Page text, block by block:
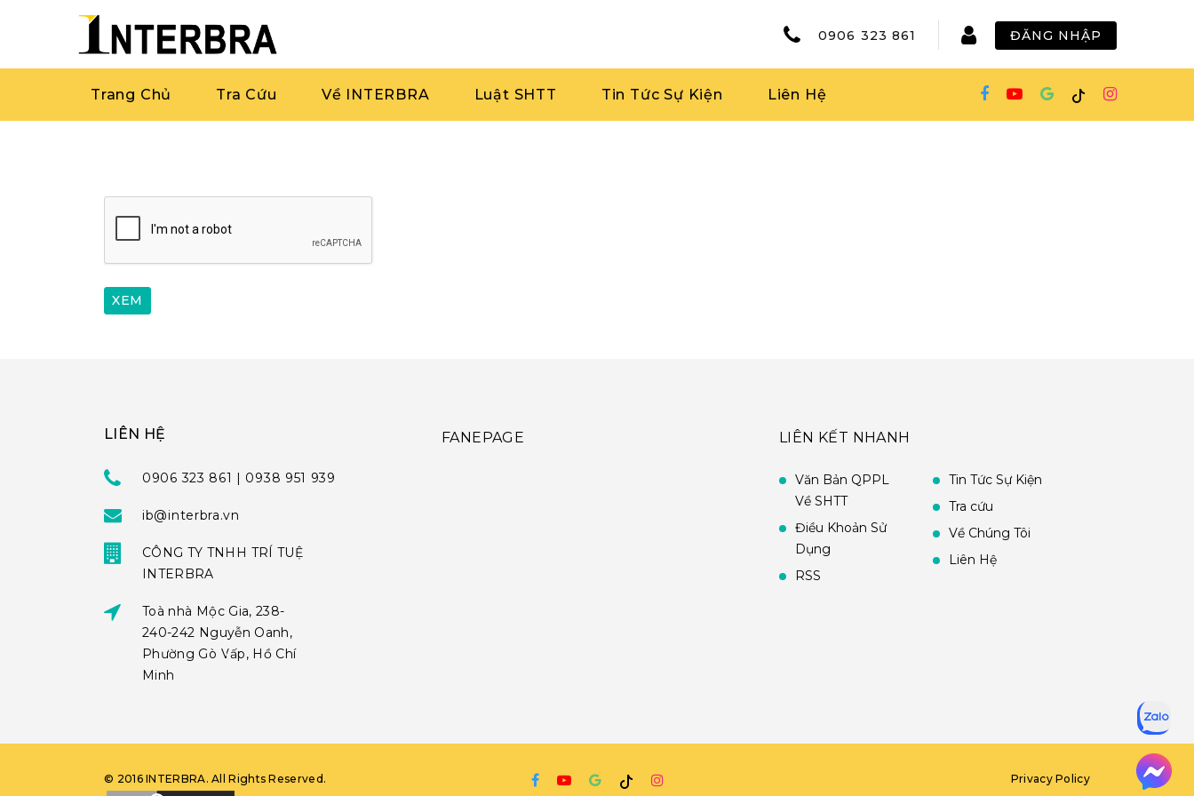
0906 323 861 ĐĂNG NHẬP
Trang Chủ Tra Cứu Về INTERBRA Luật SHTT Tin Tức Sự Kiện Liên Hệ
LIÊN HỆ
0906 323 861 | 0938 951 939
ib@interbra.vn
CÔNG TY TNHH TRÍ TUỆ
INTERBRA
Toà nhà Mộc Gia, 238-
240-242 Nguyễn Oanh,
Phường Gò Vấp, Hồ Chí
Minh
FANEPAGE LIÊN KẾT NHANH
Văn Bản QPPL
Về SHTT
Điều Khoản Sử
Dụng
RSS
Tin Tức Sự Kiện
Tra cứu
Về Chúng Tôi
Liên Hệ
© 2016 INTERBRA. All Rights Reserved. Privacy Policy